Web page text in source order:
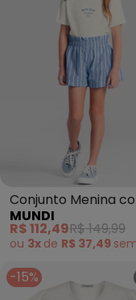
Conjunto Menina
Listras (Natural)
MUNDI
R$ 112,49R$ 149,99
ou 3x de R$ 37,49
-15%